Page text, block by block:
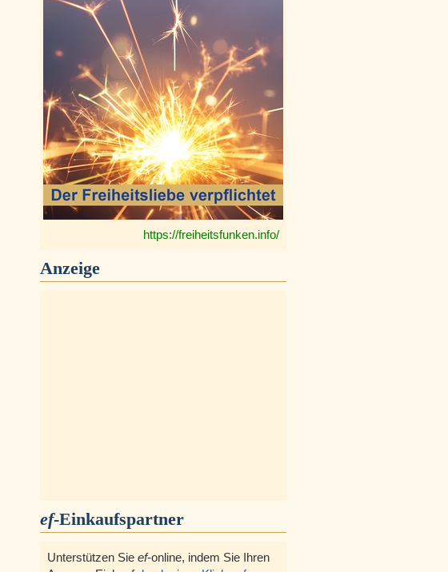
https://freiheitsfunken.info/
Anzeige
ef-Einkaufspartner
Unterstützen Sie ef-online, indem Sie Ihren